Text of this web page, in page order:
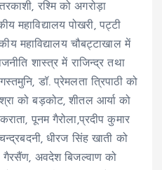
रश्मि को अगरोड़ा
महाविद्यालय पोखरी, पट्टी
महाविद्यालय चौबट्टाखाल में
शास्त्र में राजिन्द्र तथा
डॉ. प्रेमलता त्रिपाठी को
को बड़कोट, शीतल आर्या को
पूनम गैरोला,प्रदीप कुमार
धीरज सिंह खाती को
गैरसैंण, अवदेश बिजल्वाण को